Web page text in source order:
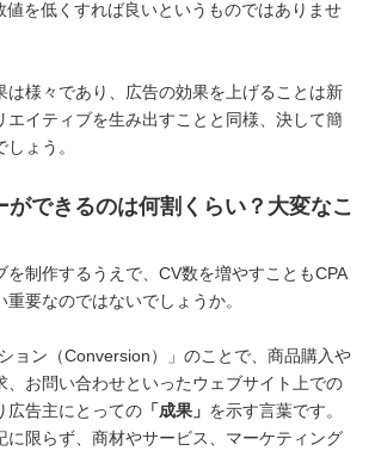
値を低くすれば良いというものではありませ
は様々であり、広告の効果を上げることは新
エイティブを生み出すことと同様、決して簡
ょう。
ができるのは何割くらい？大変なこ
を制作するうえで、CV数を増やすこともCPA
要なのではないでしょうか。
ョン（Conversion）」のことで、商品購入や
、お問い合わせといったウェブサイト上での
広告主にとっての 「成果」 を示す言葉です。
に限らず、商材やサービス、マーケティング